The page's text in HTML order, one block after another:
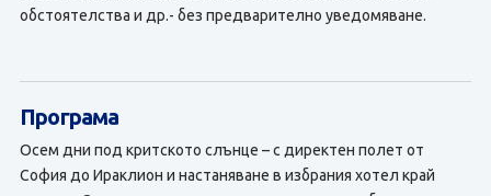
обстоятелства и др.- без предварително уведомяване.
Програма
Осем дни под критското слънце – с директен полет от
София до Ираклион и настаняване в избрания хотел край